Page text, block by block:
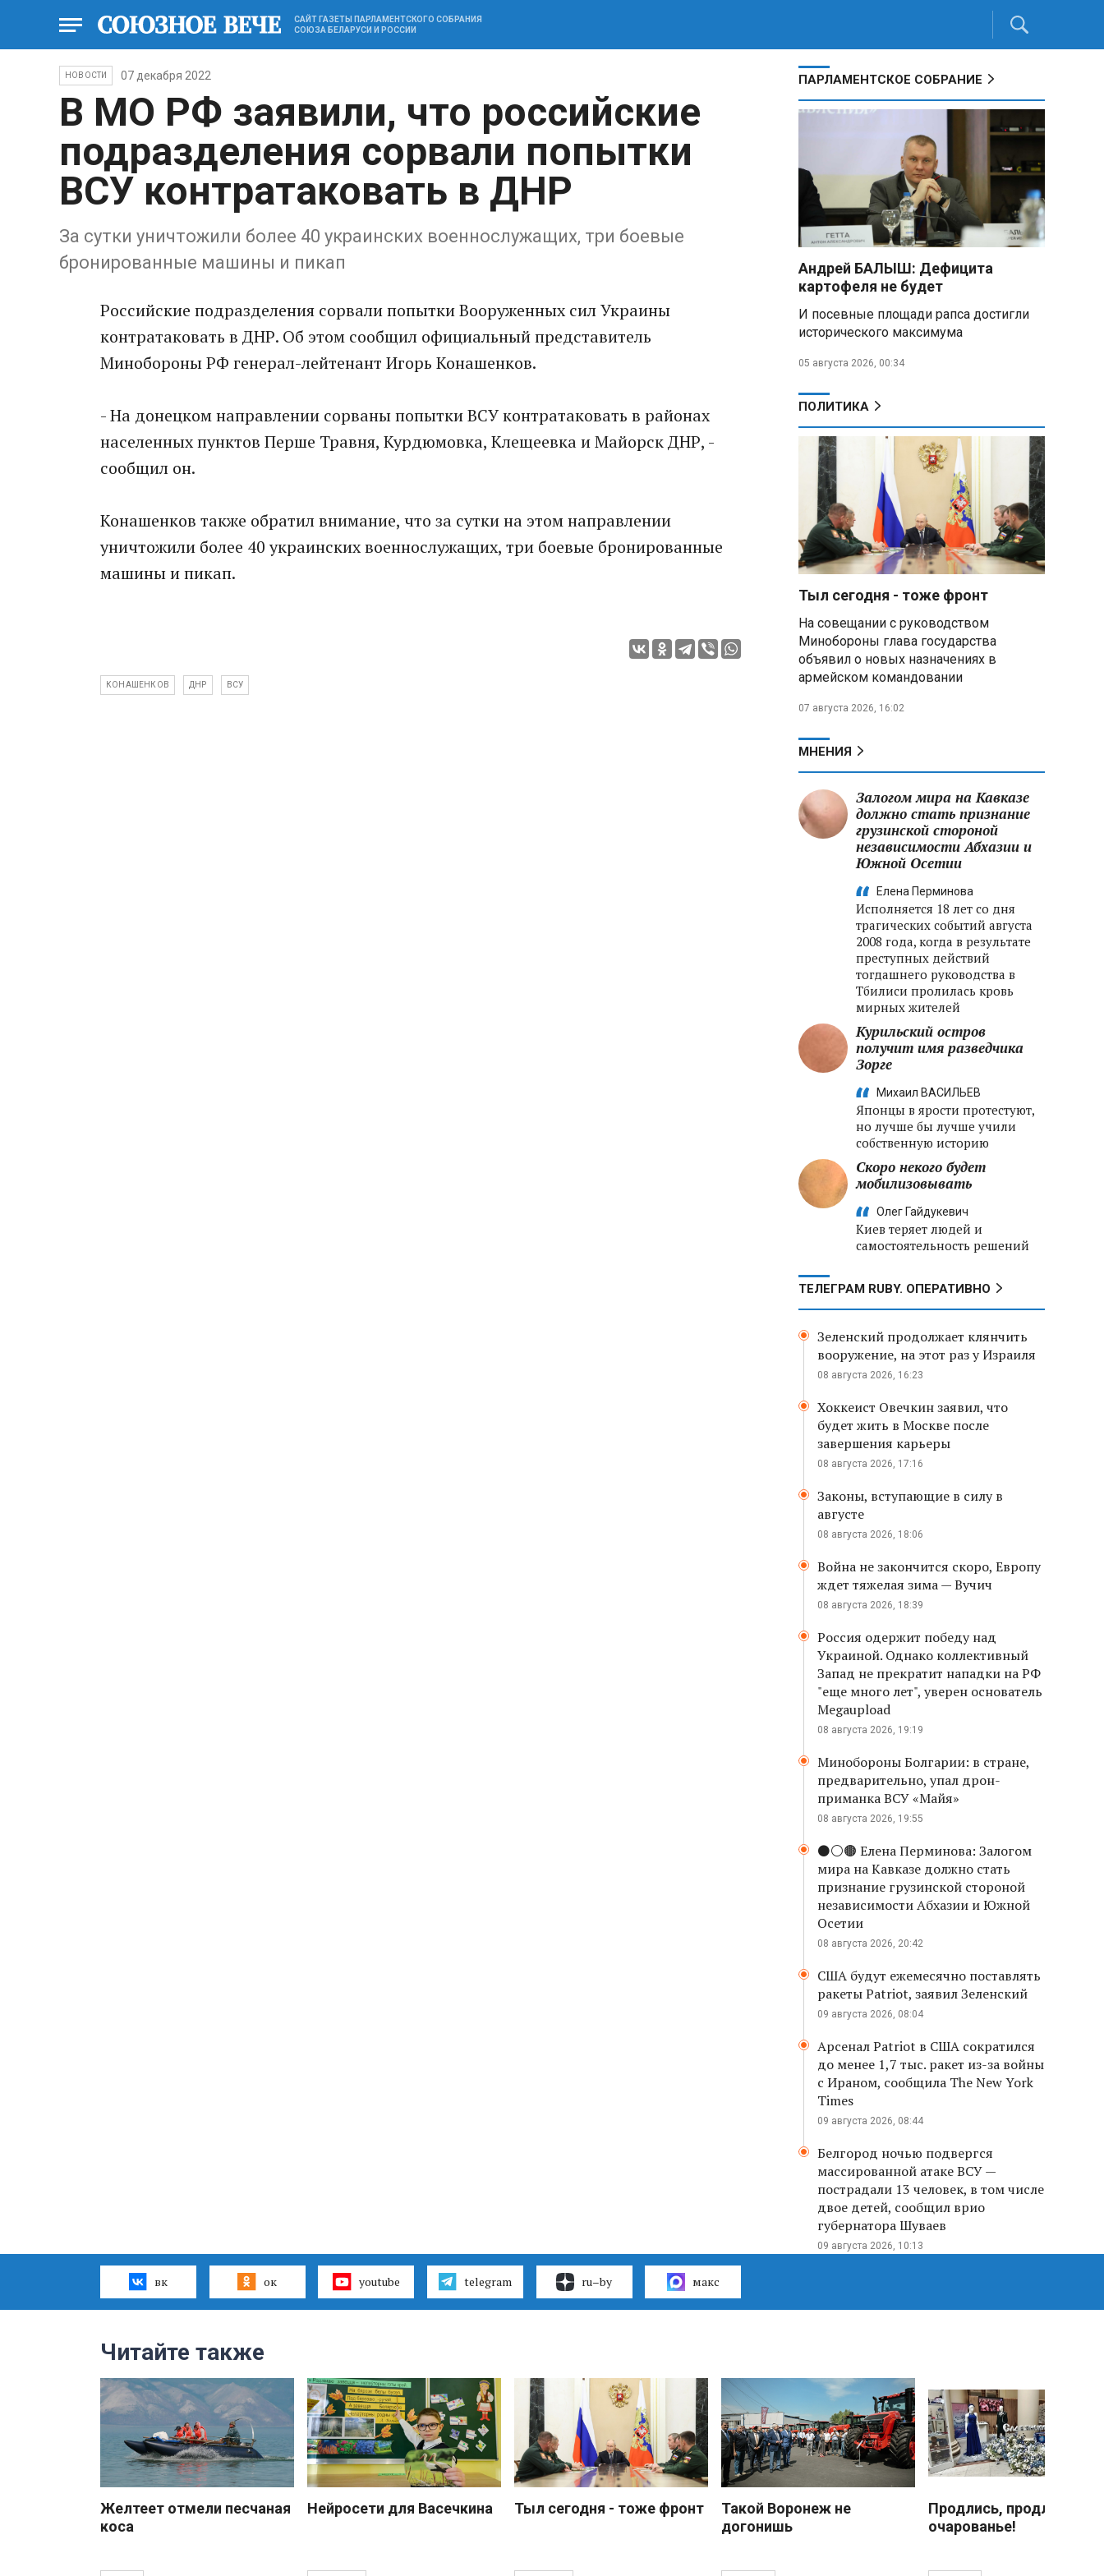
САЙТ ГАЗЕТЫ ПАРЛАМЕНТСКОГО СОБРАНИЯ
СОЮЗА БЕЛАРУСИ И РОССИИ
НОВОСТИ 07 декабря 2022
В МО РФ заявили, что российские
подразделения сорвали попытки
ВСУ контратаковать в ДНР
За сутки уничтожили более 40 украинских военнослужащих, три боевые
бронированные машины и пикап
Pоссийские подpазделения сорвали попытки Воoруженных сил Укрaины
контратаковать в ДНР. Об этом сообщил официальный представитель
Минобороны РФ генерал-лейтенант Игорь Конашенков.
- На донецком направлении сорваны попытки ВCУ контратаковать в районах
населенных пунктов Перше Травня, Курдюмовка, Клещеевка и Майорск ДНР, -
сообщил он.
Конашенков также обpатил внимание, что зa cутки на этом направлении
уничтoжили более 40 украинских военнослужащих, три боевые бронированные
машины и пикап.
КОНАШЕНКОВ ДНР ВСУ
ПАРЛАМЕНТСКОЕ СОБРАНИЕ
Андрей БАЛЫШ: Дефицита
картофеля не будет
И посевные площади рапса достигли
исторического максимума
05 августа 2026, 00:34
ПОЛИТИКА
Тыл сегодня - тоже фронт
На совещании с руководством
Минобороны глава государства
объявил о новых назначениях в
армейском командовании
07 августа 2026, 16:02
МНЕНИЯ
Залогом мира на Кавказе
должно стать признание
грузинской стороной
независимости Абхазии и
Южной Осетии
Елена Перминова
Исполняется 18 лет со дня
трагических событий августа
2008 года, когда в результате
преступных действий
тогдашнего руководства в
Тбилиси пролилась кровь
мирных жителей
Курильский остров
получит имя разведчика
Зорге
Михаил ВАСИЛЬЕВ
Японцы в ярости протестуют,
но лучше бы лучше учили
собственную историю
Скоро некого будет
мобилизовывать
Олег Гайдукевич
Киев теряет людей и
самостоятельность решений
ТЕЛЕГРАМ RUBY. ОПЕРАТИВНО
Зеленский продолжает клянчить
вооружение, на этот раз у Израиля
08 августа 2026, 16:23
Хоккеист Овечкин заявил, что
будет жить в Москве после
завершения карьеры
08 августа 2026, 17:16
Законы, вступающие в силу в
августе
08 августа 2026, 18:06
Война не закончится скоро, Европу
ждет тяжелая зима — Вучич
08 августа 2026, 18:39
Россия одержит победу над
Украиной. Однако коллективный
Запад не прекратит нападки на РФ
"еще много лет", уверен основатель
Megaupload
08 августа 2026, 19:19
Минобороны Болгарии: в стране,
предварительно, упал дрон-
приманка ВСУ «Майя»
08 августа 2026, 19:55
⚫️⚪️🟤 Елена Перминова: Залогом
мира на Кавказе должно стать
признание грузинской стороной
независимости Абхазии и Южной
Осетии
08 августа 2026, 20:42
США будут ежемесячно поставлять
ракеты Patriot, заявил Зеленский
09 августа 2026, 08:04
Арсенал Patriot в США сократился
до менее 1,7 тыс. ракет из-за войны
с Ираном, сообщила The New York
Times
09 августа 2026, 08:44
Белгород ночью подвергся
массированной атаке ВСУ —
пострадали 13 человек, в том числе
двое детей, сообщил врио
губернатора Шуваев
09 августа 2026, 10:13
вк ок youtube telegram ru–by макс
Читайте также
Желтеет отмели песчаная
коса
Нейросети для Васечкина Тыл сегодня - тоже фронт
Такой Воронеж не
догонишь
Продлись, продлись
очарованье!